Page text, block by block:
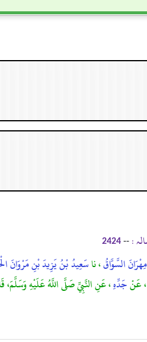
:
--
2424
السَّوَّاقُ، ناسَعِيدُ بْنُ يَزِيدَ بْنِ مَرْوَانَ
، عَنْجَدِّهِ، عَنِ النَّبِيِّ صَلَّى اللَّهُ عَلَيْهِ وَسَلَّمَ،